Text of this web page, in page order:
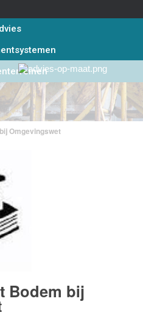
Omgevingswet
Bodem bij